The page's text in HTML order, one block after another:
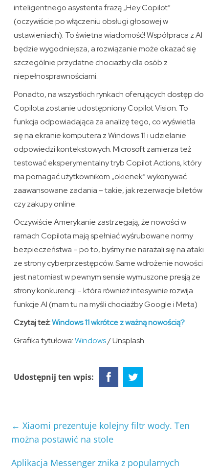
inteligentnego asystenta frazą „Hey Copilot”
(oczywiście po włączeniu obsługi głosowej w
ustawieniach). To świetna wiadomość! Współpraca z AI
będzie wygodniejsza, a rozwiązanie może okazać się
szczególnie przydatne chociażby dla osób z
niepełnosprawnościami.
Ponadto, na wszystkich rynkach oferujących dostęp do
Copilota zostanie udostępniony Copilot Vision. To
funkcja odpowiadająca za analizę tego, co wyświetla
się na ekranie komputera z Windows 11 i udzielanie
odpowiedzi kontekstowych. Microsoft zamierza też
testować eksperymentalny tryb Copilot Actions, który
ma pomagać użytkownikom „okienek” wykonywać
zaawansowane zadania – takie, jak rezerwacje biletów
czy zakupy online.
Oczywiście Amerykanie zastrzegają, że nowości w
ramach Copilota mają spełniać wyśrubowane normy
bezpieczeństwa – po to, byśmy nie narażali się na ataki
ze strony cyberprzestępców. Same wdrożenie nowości
jest natomiast w pewnym sensie wymuszone presją ze
strony konkurencji – która również intesywnie rozwija
funkcje AI (mam tu na myśli chociażby Google i Meta)
Czytaj też:Windows 11 wkrótce z ważną nowością?
Grafika tytułowa:Windows/ Unsplash
Udostępnij ten wpis:
← Xiaomi prezentuje kolejny filtr wody. Ten
można postawić na stole
Aplikacja Messenger znika z popularnych